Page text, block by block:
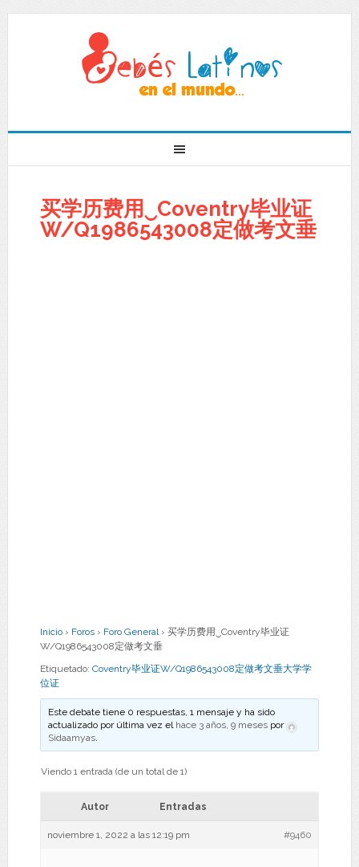
买学历费用‿Coventry毕业证
W/Q1986543008定做考文垂
Inicio › Foros › Foro General › 买学历费用‿Coventry毕业证
W/Q1986543008定做考文垂
Etiquetado: Coventry毕业证W/Q1986543008定做考文垂大学学
位证
Este debate tiene 0 respuestas, 1 mensaje y ha sido
actualizado por última vez el hace 3 años, 9 meses por
Sidaamyas.
Viendo 1 entrada (de un total de 1)
Autor Entradas
noviembre 1, 2022 a las 12:19 pm #9460